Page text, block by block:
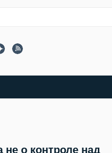
о контроле над